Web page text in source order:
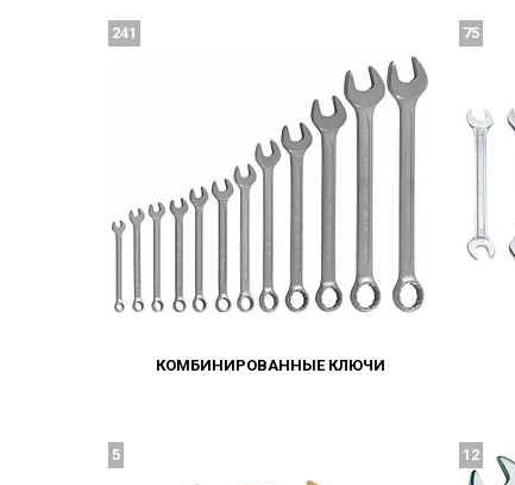
КОМБИНИРОВАННЫЕ КЛЮЧИ
241 75
5 12